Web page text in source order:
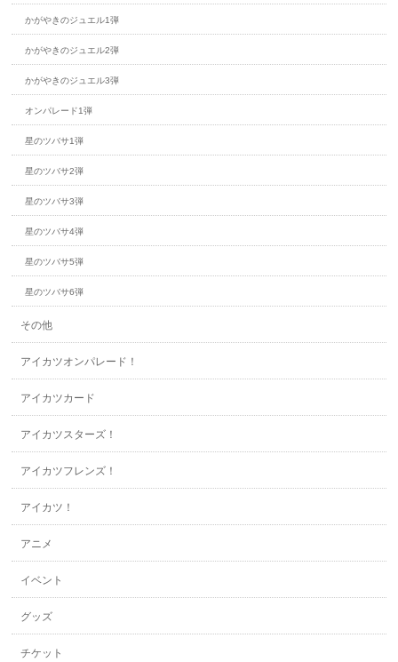
かがやきのジュエル1弾
かがやきのジュエル2弾
かがやきのジュエル3弾
オンパレード1弾
星のツバサ1弾
星のツバサ2弾
星のツバサ3弾
星のツバサ4弾
星のツバサ5弾
星のツバサ6弾
その他
アイカツオンパレード！
アイカツカード
アイカツスターズ！
アイカツフレンズ！
アイカツ！
アニメ
イベント
グッズ
チケット